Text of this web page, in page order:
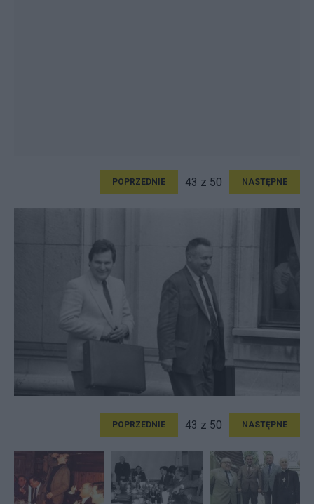
POPRZEDNIE 43 z 50 NASTĘPNE
POPRZEDNIE 43 z 50 NASTĘPNE